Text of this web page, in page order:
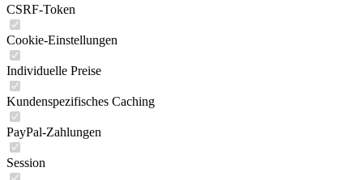
CSRF-Token
Cookie-Einstellungen
Individuelle Preise
Kundenspezifisches Caching
PayPal-Zahlungen
Session